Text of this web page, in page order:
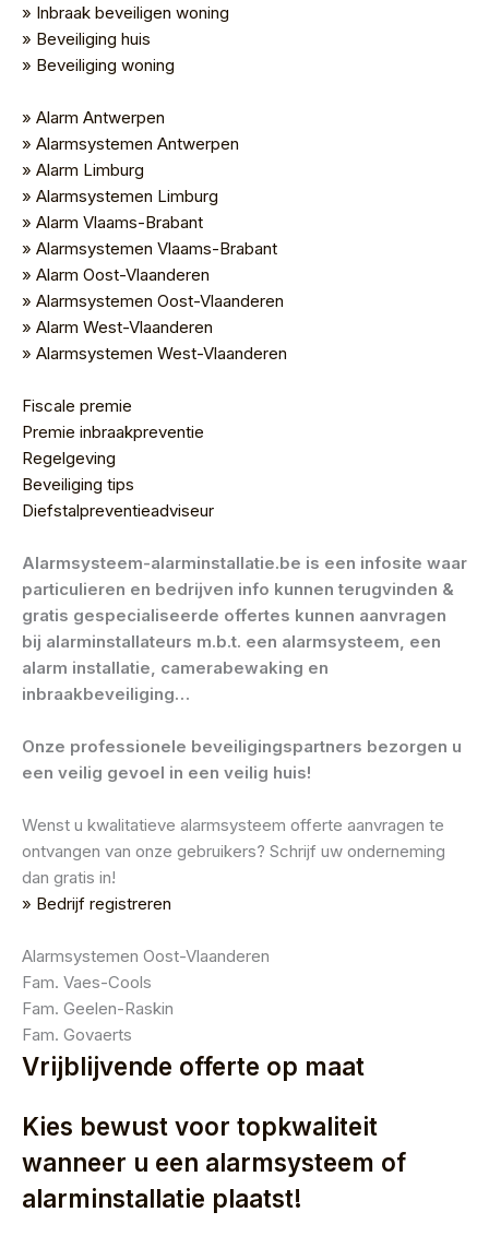
» Inbraak beveiligen woning
» Beveiliging huis
» Beveiliging woning
» Alarm Antwerpen
» Alarmsystemen Antwerpen
» Alarm Limburg
» Alarmsystemen Limburg
» Alarm Vlaams-Brabant
» Alarmsystemen Vlaams-Brabant
» Alarm Oost-Vlaanderen
» Alarmsystemen Oost-Vlaanderen
» Alarm West-Vlaanderen
» Alarmsystemen West-Vlaanderen
Fiscale premie
Premie inbraakpreventie
Regelgeving
Beveiliging tips
Diefstalpreventieadviseur
Alarmsysteem-alarminstallatie.be is een infosite waar
particulieren en bedrijven info kunnen terugvinden &
gratis gespecialiseerde offertes kunnen aanvragen
bij alarminstallateurs m.b.t. een alarmsysteem, een
alarm installatie, camerabewaking en
inbraakbeveiliging…
Onze professionele beveiligingspartners bezorgen u
een veilig gevoel in een veilig huis!
Wenst u kwalitatieve alarmsysteem offerte aanvragen te
ontvangen van onze gebruikers? Schrijf uw onderneming
dan gratis in!
» Bedrijf registreren
Alarmsystemen Oost-Vlaanderen
Fam. Vaes-Cools
Fam. Geelen-Raskin
Fam. Govaerts
Vrijblijvende offerte op maat
Kies bewust voor topkwaliteit
wanneer u een alarmsysteem of
alarminstallatie plaatst!